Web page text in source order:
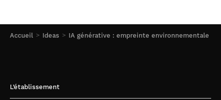
Accueil Ideas IA générative : empreinte environnementale
L’établissement